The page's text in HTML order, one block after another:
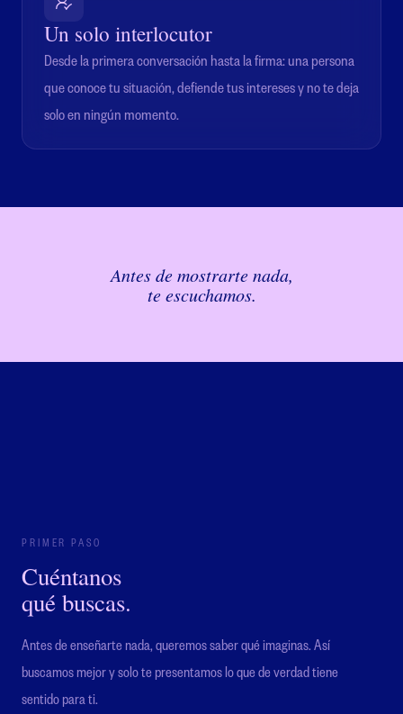
Un solo interlocutor
Desde la primera conversación hasta la firma: una persona
que conoce tu situación, defiende tus intereses y no te deja
solo en ningún momento.
Antes de mostrarte nada,
te escuchamos.
PRIMER PASO
Cuéntanos
qué buscas.
Antes de enseñarte nada, queremos saber qué imaginas. Así
buscamos mejor y solo te presentamos lo que de verdad tiene
sentido para ti.